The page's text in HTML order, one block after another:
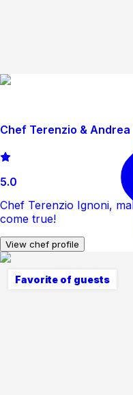
Chef Terenzio & Andrea
5.0
Chef Terenzio Ignoni,
come true!
View chef profile
Favorite of guests